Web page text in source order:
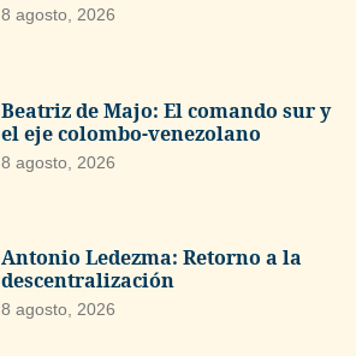
8 agosto, 2026
Beatriz de Majo: El comando sur y
el eje colombo-venezolano
8 agosto, 2026
Antonio Ledezma: Retorno a la
descentralización
8 agosto, 2026